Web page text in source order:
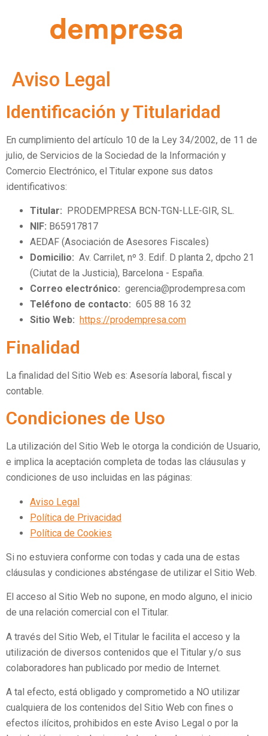
Aviso Legal
Identificación y Titularidad
En cumplimiento del artículo 10 de la Ley 34/2002, de 11 de
julio, de Servicios de la Sociedad de la Información y
Comercio Electrónico, el Titular expone sus datos
identificativos:
Titular: PRODEMPRESA BCN-TGN-LLE-GIR, SL.
NIF: B65917817
AEDAF (Asociación de Asesores Fiscales)
Domicilio: Av. Carrilet, nº 3. Edif. D planta 2, dpcho 21
(Ciutat de la Justicia), Barcelona - España.
Correo electrónico: gerencia@prodempresa.com
Teléfono de contacto: 605 88 16 32
Sitio Web: https://prodempresa.com
Finalidad
La finalidad del Sitio Web es: Asesoría laboral, fiscal y
contable.
Condiciones de Uso
La utilización del Sitio Web le otorga la condición de Usuario,
e implica la aceptación completa de todas las cláusulas y
condiciones de uso incluidas en las páginas:
Aviso Legal
Política de Privacidad
Política de Cookies
Si no estuviera conforme con todas y cada una de estas
cláusulas y condiciones absténgase de utilizar el Sitio Web.
El acceso al Sitio Web no supone, en modo alguno, el inicio
de una relación comercial con el Titular.
A través del Sitio Web, el Titular le facilita el acceso y la
utilización de diversos contenidos que el Titular y/o sus
colaboradores han publicado por medio de Internet.
A tal efecto, está obligado y comprometido a NO utilizar
cualquiera de los contenidos del Sitio Web con fines o
efectos ilícitos, prohibidos en este Aviso Legal o por la